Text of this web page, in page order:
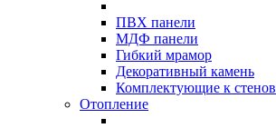
ПВХ панели
МДФ панели
Гибкий мрамор
Декоративный камень
Комплектующие к
Отопление